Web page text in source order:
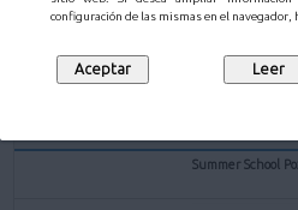
configuración de las mismas en el navegador,
Tramitar
Summer School